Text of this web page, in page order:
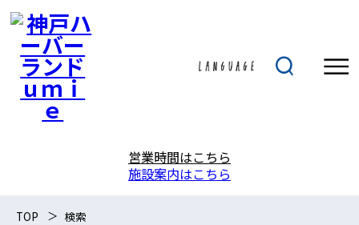
営業時間はこちら
施設案内はこちら
TOP 検索